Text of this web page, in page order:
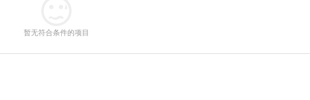
暂无符合条件的项目